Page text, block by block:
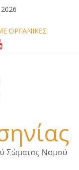
ΟΡΓΑΝΙΚΕΣ
ΣΕ ΥΠΗΡΕΣΙΕΣ ΚΑΙ
Α/Δ ΚΑΛΑΜΑΤΑΣ
Σώματος Νομού